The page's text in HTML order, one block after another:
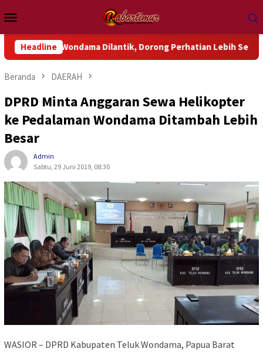
ke
kontenMobile
Headline
Wondama Dilantik, Dorong Perhatian Lebih Serius Terhadap
Beranda DAERAH
DPRD Minta Anggaran Sewa Helikopter
ke Pedalaman Wondama Ditambah Lebih
Besar
Admin
Sabtu, 29 Juni 2019, 08:30
WASIOR – DPRD Kabupaten Teluk Wondama, Papua Barat